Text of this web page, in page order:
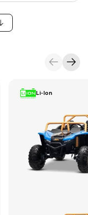
Li-Ion